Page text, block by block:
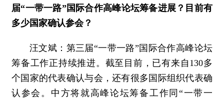
届“一带一路”国际合作高峰论坛筹备进展？目前有
多少国家确认参会？
汪文斌：第三届“一带一路”国际合作高峰论坛
筹备工作正持续推进。截至目前，已有来自130多
个国家的代表确认与会，还有很多国际组织代表确
认参会。中方将就高峰论坛筹备工作同“一带一